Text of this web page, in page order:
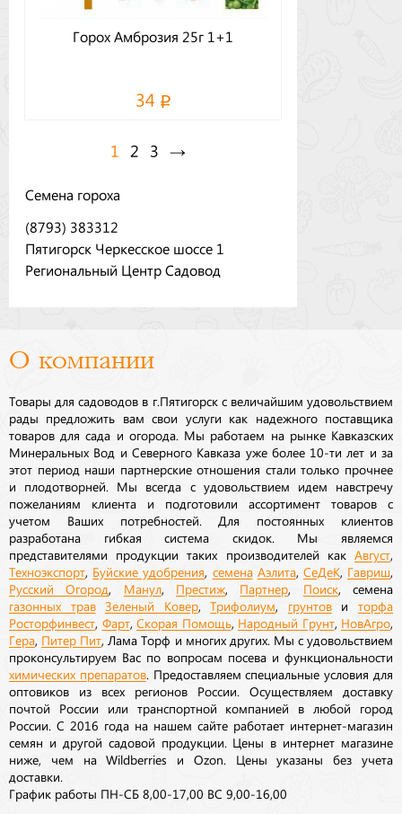
Горох Амброзия 25г 1+1
34
1 2 3 →
Семена гороха
(8793) 383312
Пятигорск Черкесское шоссе 1
Региональный Центр Садовод
О компании
Товары для садоводов в г.Пятигорск с величайшим удовольствием
рады предложить вам свои услуги как надежного поставщика
товаров для сада и огорода. Мы работаем на рынке Кавказских
Минеральных Вод и Северного Кавказа уже более 10-ти лет и за
этот период наши партнерские отношения стали только прочнее
и плодотворней. Мы всегда с удовольствием идем навстречу
пожеланиям клиента и подготовили ассортимент товаров с
учетом Ваших потребностей. Для постоянных клиентов
разработана гибкая система скидок. Мы являемся
представителями продукции таких производителей как Август
Техноэкспорт Буйские удобрения семена Аэлита, СеДеК Гавриш
Русский Огород Манул, Престиж Партнер Поиск, семена
газонных трав Зеленый Ковер,Трифолиум грунтовиторфа
Росторфинвест Фарт, Скорая Помощь Народный Грунт, НовАгро
Гера Питер Пит , Лама Торф и многих других. Мы с удовольствием
проконсультируем Вас по вопросам посева и функциональности
химических препаратов. Предоставляем специальные условия для
оптовиков из всех регионов России. Осуществляем доставку
почтой России или транспортной компанией в любой город
России. С 2016 года на нашем сайте работает интернет-магазин
семян и другой садовой продукции. Цены в интернет магазине
ниже, чем на Wildberries и Ozon. Цены указаны без учета
доставки.
График работы ПН-СБ 8,00-17,00 ВС 9,00-16,00